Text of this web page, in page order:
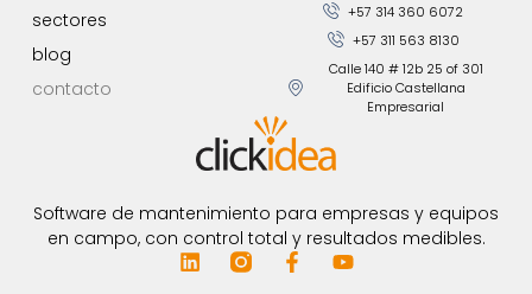
Software de mantenimiento para empresas y equipos
en campo, con control total y resultados medibles.
sectores
blog
contacto
+57 314 360 6072
+57 311 563 8130
Calle 140 # 12b 25 of 301
Edificio Castellana
Empresarial